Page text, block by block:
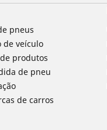
pneus
de veículo
produtos
de pneu
de carros